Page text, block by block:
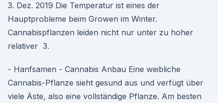
3. Dez. 2019 Die Temperatur ist eines der
Hauptprobleme beim Growen im Winter.
Cannabispflanzen leiden nicht nur unter zu hoher
relativer 3.
- Hanfsamen - Cannabis Anbau Eine weibliche
Cannabis-Pflanze sieht gesund aus und verfügt über
viele Äste, also eine vollständige Pflanze. Am besten